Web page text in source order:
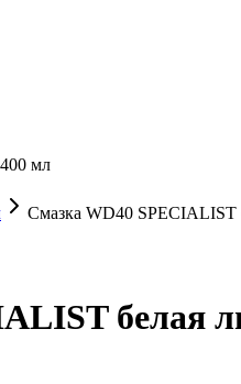
мл
Смазка WD40 SPECIALIST
белая